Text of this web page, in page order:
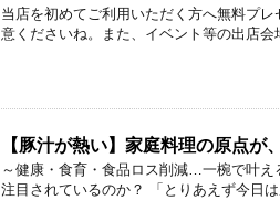
当店を初めてご利用いただく方へ無料プ
意くださいね。また、イベント等の出店会
【豚汁が熱い】家庭料理の原点が
～健康・食育・食品ロス削減…一椀で叶え
注目されているのか？ 「とりあえず今日